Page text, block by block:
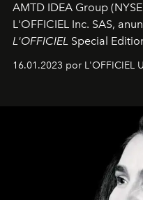
AMTD IDEA Group
L'OFFICIEL Inc. SAS,
L'OFFICIEL Special
16.01.2023 por L'OFFICIEL